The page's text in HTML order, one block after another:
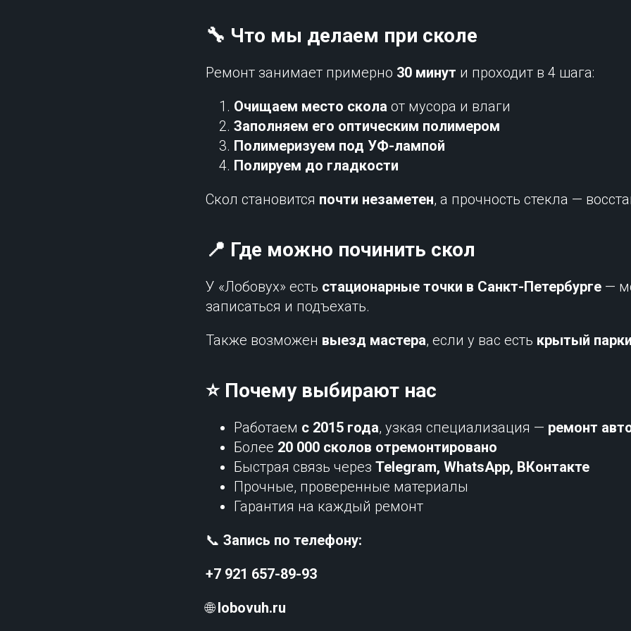
🔧 Что мы делаем при сколе
Ремонт занимает примерно 30 минут и проходит в 4 шага:
Очищаем место скола от мусора и влаги
Заполняем его оптическим полимером
Полимеризуем под УФ-лампой
Полируем до гладкости
Скол становится почти незаметен, а прочность стекла —
📍 Где можно починить скол
У «Лобовух» есть стационарные точки в Санкт-Петербурге —
записаться и подъехать.
Также возможен выезд мастера, если у вас есть крытый
⭐ Почему выбирают нас
Работаем с 2015 года, узкая специализация — ремонт
Более 20 000 сколов отремонтировано
Быстрая связь через Telegram, WhatsApp, ВКонтакте
Прочные, проверенные материалы
Гарантия на каждый ремонт
📞 Запись по телефону:
+7 921 657-89-93
🌐lobovuh.ru